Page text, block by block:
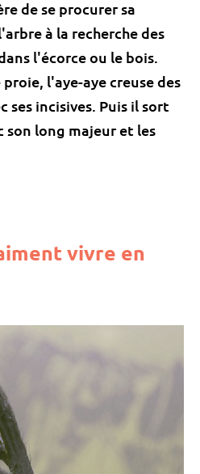
de se procurer sa
à la recherche des
l'écorce ou le bois.
l'aye-aye creuse des
ses incisives. Puis il sort
son long majeur et les
vivre en